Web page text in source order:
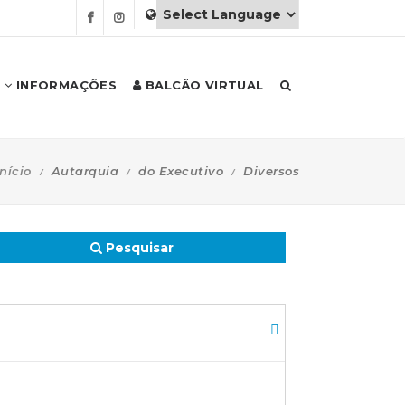
INFORMAÇÕES BALCÃO VIRTUAL
Autarquia do Executivo Diversos
Pesquisar